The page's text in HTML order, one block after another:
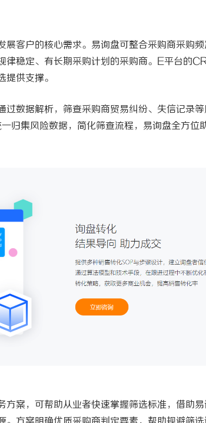
展客户的核心需求。易询盘可整合采购商采购
稳定、有长期采购计划的采购商。 E平台的
供支撑。
过数据解析，筛查采购商贸易纠纷、失信记录
归集风险数据，简化筛查流程，易询盘全方位
方案，可帮助从业者快速掌握筛选标准，借助